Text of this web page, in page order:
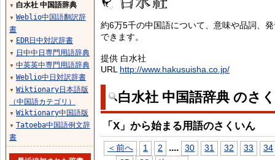
約6万5千の中国語について、意味や品詞、
できます。
提供 白水社
URL http://www.hakusuisha.co.jp/
白水社 中国語辞典 のさ
「X」から始まる用語のさくいん
＜前へ 1 2 .... 30 31 32 33 34
▼ 白水社 中国語辞典
▼ Weblio中国語翻訳辞
書
▼ EDR日中対訳辞書
▼ 日中中日専門用語辞典
▼ 中英英中専門用語辞典
▼ Weblio中日対訳辞書
▼ Wiktionary日本語版
（中国語カテゴリ）
▼ Wiktionary中国語版
▼ Tatoeba中国語例文辞
書